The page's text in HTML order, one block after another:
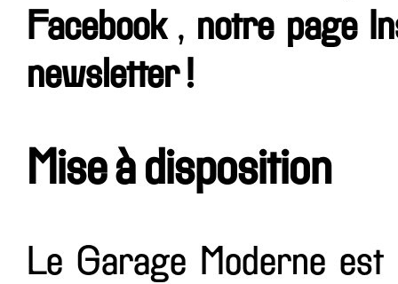
Facebook , notre page
newsletter !
Mise à disposition
Le Garage Moderne